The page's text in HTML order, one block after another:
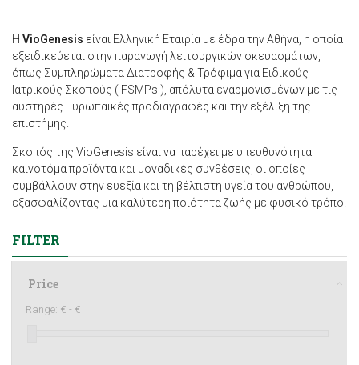
Η VioGenesis είναι Eλληνική Eταιρία με έδρα την Αθήνα, η οποία
εξειδικεύεται στην παραγωγή λειτουργικών σκευασμάτων,
όπως Συμπληρώματα Διατροφής & Τρόφιμα για Ειδικούς
Ιατρικούς Σκοπούς ( FSMPs ), απόλυτα εναρμονισμένων με τις
αυστηρές Ευρωπαϊκές προδιαγραφές και την εξέλιξη της
επιστήμης.
Σκοπός της VioGenesis είναι να παρέχει με υπευθυνότητα
καινοτόμα προϊόντα και μοναδικές συνθέσεις, οι οποίες
συμβάλλουν στην ευεξία και τη βέλτιστη υγεία του ανθρώπου,
εξασφαλίζοντας μια καλύτερη ποιότητα ζωής με φυσικό τρόπο.
FILTER
Price
Range: € - €